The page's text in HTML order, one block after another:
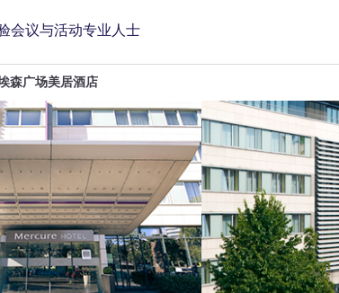
会议与活动专业人士
森广场美居酒店